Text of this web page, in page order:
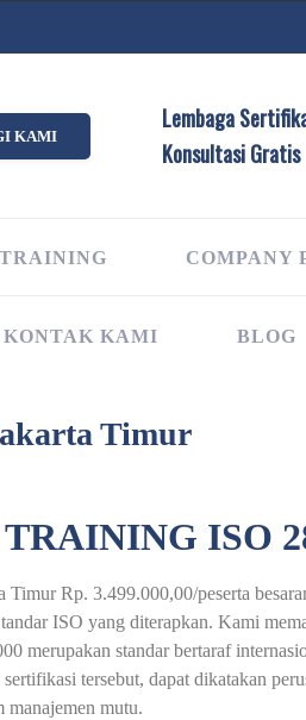
KAMI
Lembaga
Konsultasi Gratis
TRAINING COMPANY
KONTAK KAMI BLOG
Timur
ISO
Rp. 3.499.000,00/peserta
ISO yang diterapkan. Kami
merupakan standar bertaraf
tersebut, dapat dikatakan
manajemen mutu.